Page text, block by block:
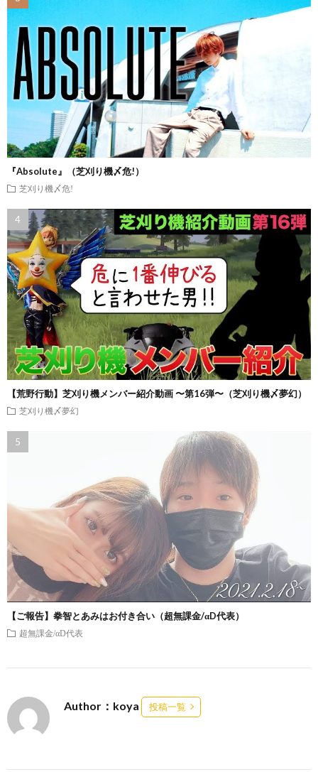
『Absolute』（芝刈り機〆危!）
芝刈り機〆危!
【荒野行動】芝刈り機メンバー紹介動画 〜第16弾〜（芝刈り機〆夢幻）
芝刈り機〆夢幻
【ご報告】拳智とあみはお付き合い（超無課金/αD代表）
超無課金/αD代表
Author：koya 投稿一覧